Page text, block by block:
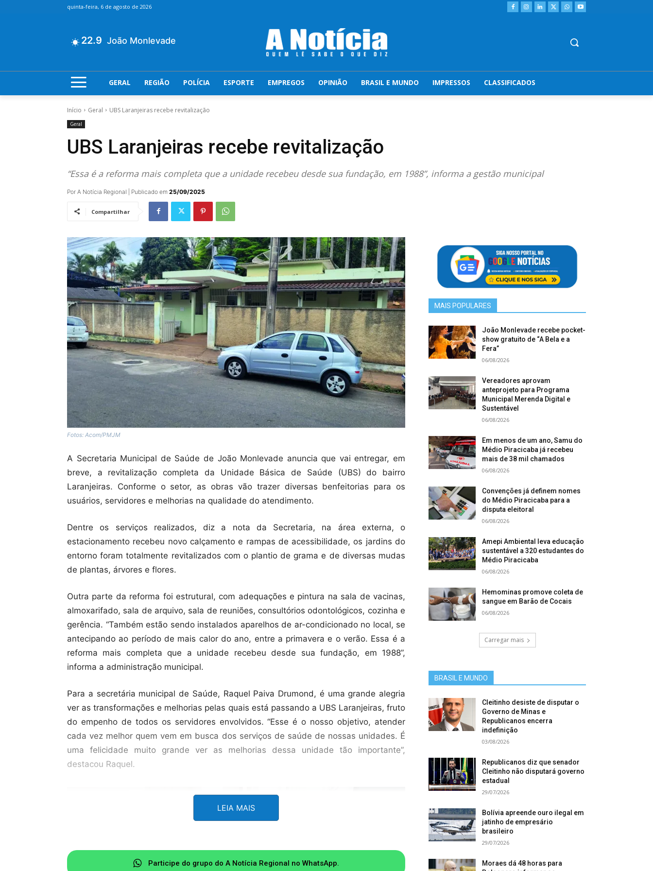
quinta-feira, 6 de agosto de 2026
22.9 João Monlevade
GERAL REGIÃO POLÍCIA ESPORTE EMPREGOS OPINIÃO BRASIL E MUNDO IMPRESSOS CLASSIFICADOS
Início Geral UBS Laranjeiras recebe revitalização
Geral
UBS Laranjeiras recebe revitalização
“Essa é a reforma mais completa que a unidade recebeu desde sua fundação, em 1988”, informa a gestão municipal
Por A Notícia Regional | Publicado em 25/09/2025
Compartilhar
Fotos: Acom/PMJM
A Secretaria Municipal de Saúde de João Monlevade anuncia que vai entregar, em
breve, a revitalização completa da Unidade Básica de Saúde (UBS) do bairro
Laranjeiras. Conforme o setor, as obras vão trazer diversas benfeitorias para os
usuários, servidores e melhorias na qualidade do atendimento.
Dentre os serviços realizados, diz a nota da Secretaria, na área externa, o
estacionamento recebeu novo calçamento e rampas de acessibilidade, os jardins do
entorno foram totalmente revitalizados com o plantio de grama e de diversas mudas
de plantas, árvores e flores.
Outra parte da reforma foi estrutural, com adequações e pintura na sala de vacinas,
almoxarifado, sala de arquivo, sala de reuniões, consultórios odontológicos, cozinha e
gerência. “Também estão sendo instalados aparelhos de ar-condicionado no local, se
antecipando ao período de mais calor do ano, entre a primavera e o verão. Essa é a
reforma mais completa que a unidade recebeu desde sua fundação, em 1988”,
informa a administração municipal.
Para a secretária municipal de Saúde, Raquel Paiva Drumond, é uma grande alegria
ver as transformações e melhorias pelas quais está passando a UBS Laranjeiras, fruto
do empenho de todos os servidores envolvidos. “Esse é o nosso objetivo, atender
cada vez melhor quem vem em busca dos serviços de saúde de nossas unidades. É
uma felicidade muito grande ver as melhorias dessa unidade tão importante”,
destacou Raquel.
LEIA MAIS
Participe do grupo do A Notícia Regional no WhatsApp.
MAIS POPULARES
João Monlevade recebe pocket-
show gratuito de “A Bela e a
Fera”
06/08/2026
Vereadores aprovam
anteprojeto para Programa
Municipal Merenda Digital e
Sustentável
06/08/2026
Em menos de um ano, Samu do
Médio Piracicaba já recebeu
mais de 38 mil chamados
06/08/2026
Convenções já definem nomes
do Médio Piracicaba para a
disputa eleitoral
06/08/2026
Amepi Ambiental leva educação
sustentável a 320 estudantes do
Médio Piracicaba
06/08/2026
Hemominas promove coleta de
sangue em Barão de Cocais
06/08/2026
Carregar mais
BRASIL E MUNDO
Cleitinho desiste de disputar o
Governo de Minas e
Republicanos encerra
indefinição
03/08/2026
Republicanos diz que senador
Cleitinho não disputará governo
estadual
29/07/2026
Bolívia apreende ouro ilegal em
jatinho de empresário
brasileiro
29/07/2026
Moraes dá 48 horas para